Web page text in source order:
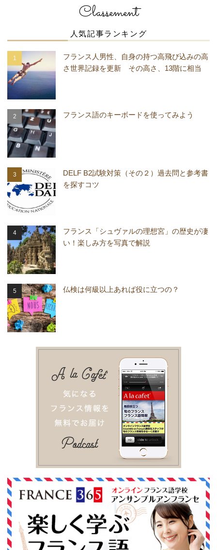
Classement
人気記事ランキング
フランス人男性、自身の持つ高飛び込みの高
さ世界記録を更新 その高さ、13階に相当
フランス語のキーボードを使ってみよう
DELF B2試験対策（その２）過去問と参考書
を探すコツ
フランス「シュヴァルの理想宮」の歴史が凄
い！楽しみ方を写真で解説
仏検は何級以上あれば役に立つの？